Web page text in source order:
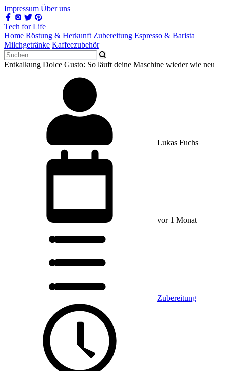
Impressum Über uns
Tech for Life
Home Röstung & Herkunft Zubereitung Espresso & Barista
Milchgetränke Kaffeezubehör
Entkalkung Dolce Gusto: So läuft deine Maschine wieder wie neu
Lukas Fuchs
vor 1 Monat
Zubereitung